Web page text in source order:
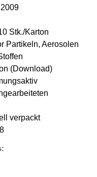
Stk./Karton
Partikeln, Aerosolen
(Download)
verpackt